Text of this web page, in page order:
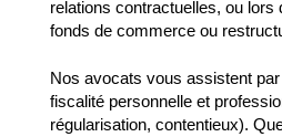
relations contractuelles, ou lors
fonds de commerce ou
Nos avocats vous assistent
fiscalité personnelle et
régularisation, contentieux).